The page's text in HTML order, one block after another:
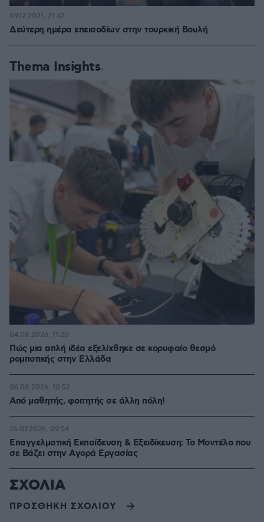
Δεύτερη ημέρα επεισοδίων στην τουρκική Βουλή
09.12.2021, 21:42
Thema Insights
Πώς μια απλή ιδέα εξελίχθηκε σε κορυφαίο θεσμό
ρομποτικής στην Ελλάδα
04.08.2026, 11:20
Από μαθητής, φοιτητής σε άλλη πόλη!
06.08.2026, 10:52
Επαγγελματική Εκπαίδευση & Εξειδίκευση: Το Mοντέλο που
σε Bάζει στην Aγορά Eργασίας
26.07.2026, 09:54
ΣΧΟΛΙΑ
ΠΡΟΣΘΗΚΗ ΣΧΟΛΙΟΥ